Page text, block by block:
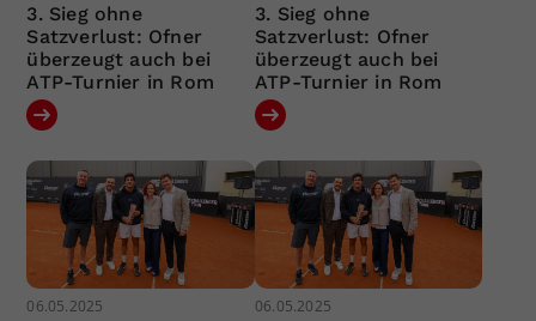
3. Sieg ohne
Satzverlust: Ofner
überzeugt auch bei
ATP-Turnier in Rom
3. Sieg ohne
Satzverlust: Ofner
überzeugt auch bei
ATP-Turnier in Rom
06.05.2025 06.05.2025